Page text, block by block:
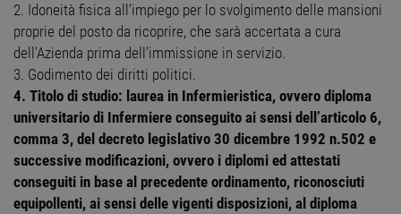
2. Idoneità fisica all’impiego per lo svolgimento delle mansioni
proprie del posto da ricoprire, che sarà accertata a cura
dell’Azienda prima dell’immissione in servizio.
3. Godimento dei diritti politici.
4. Titolo di studio: laurea in Infermieristica, ovvero diploma
universitario di Infermiere conseguito ai sensi dell’articolo 6,
comma 3, del decreto legislativo 30 dicembre 1992 n.502 e
successive modificazioni, ovvero i diplomi ed attestati
conseguiti in base al precedente ordinamento, riconosciuti
equipollenti, ai sensi delle vigenti disposizioni, al diploma